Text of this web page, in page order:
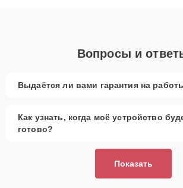
Вопросы и
Выдаётся ли вами гарантия на
Как узнать, когда моё устройство
готово?
Показать